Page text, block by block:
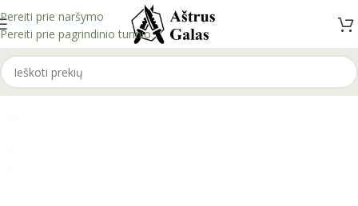
Pereiti prie naršymo
Pereiti prie pagrindinio turinio